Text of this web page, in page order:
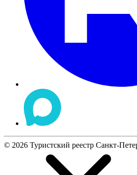
© 2026 Туристский реестр Санкт-